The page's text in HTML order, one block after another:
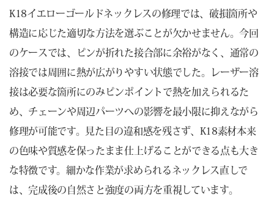
K18イエローゴールドネックレスの修理では、破損箇所や
構造に応じた適切な方法を選ぶことが欠かせません。今回
のケースでは、ピンが折れた接合部に余裕がなく、通常の
溶接では周囲に熱が広がりやすい状態でした。レーザー溶
接は必要な箇所にのみピンポイントで熱を加えられるた
め、チェーンや周辺パーツへの影響を最小限に抑えながら
修理が可能です。見た目の違和感を残さず、K18素材本来
の色味や質感を保ったまま仕上げることができる点も大き
な特徴です。細かな作業が求められるネックレス直しで
は、完成後の自然さと強度の両方を重視しています。